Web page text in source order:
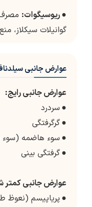
●ریوسیگوات:
گوانیلات سیکلاز،
عوارض جانبی
عوارض جانبی رایج:
● سردرد
●گرگرفتگی
● سوء هاضمه
●گرفتگی بینی
عوارض جانبی کمتر
● پریاپیسم (نعوظ